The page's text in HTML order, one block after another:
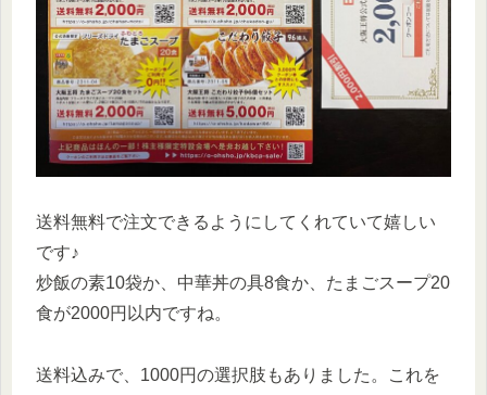
送料無料で注文できるようにしてくれていて嬉しい
です♪
炒飯の素10袋か、中華丼の具8食か、たまごスープ20
食が2000円以内ですね。
送料込みで、1000円の選択肢もありました。これを